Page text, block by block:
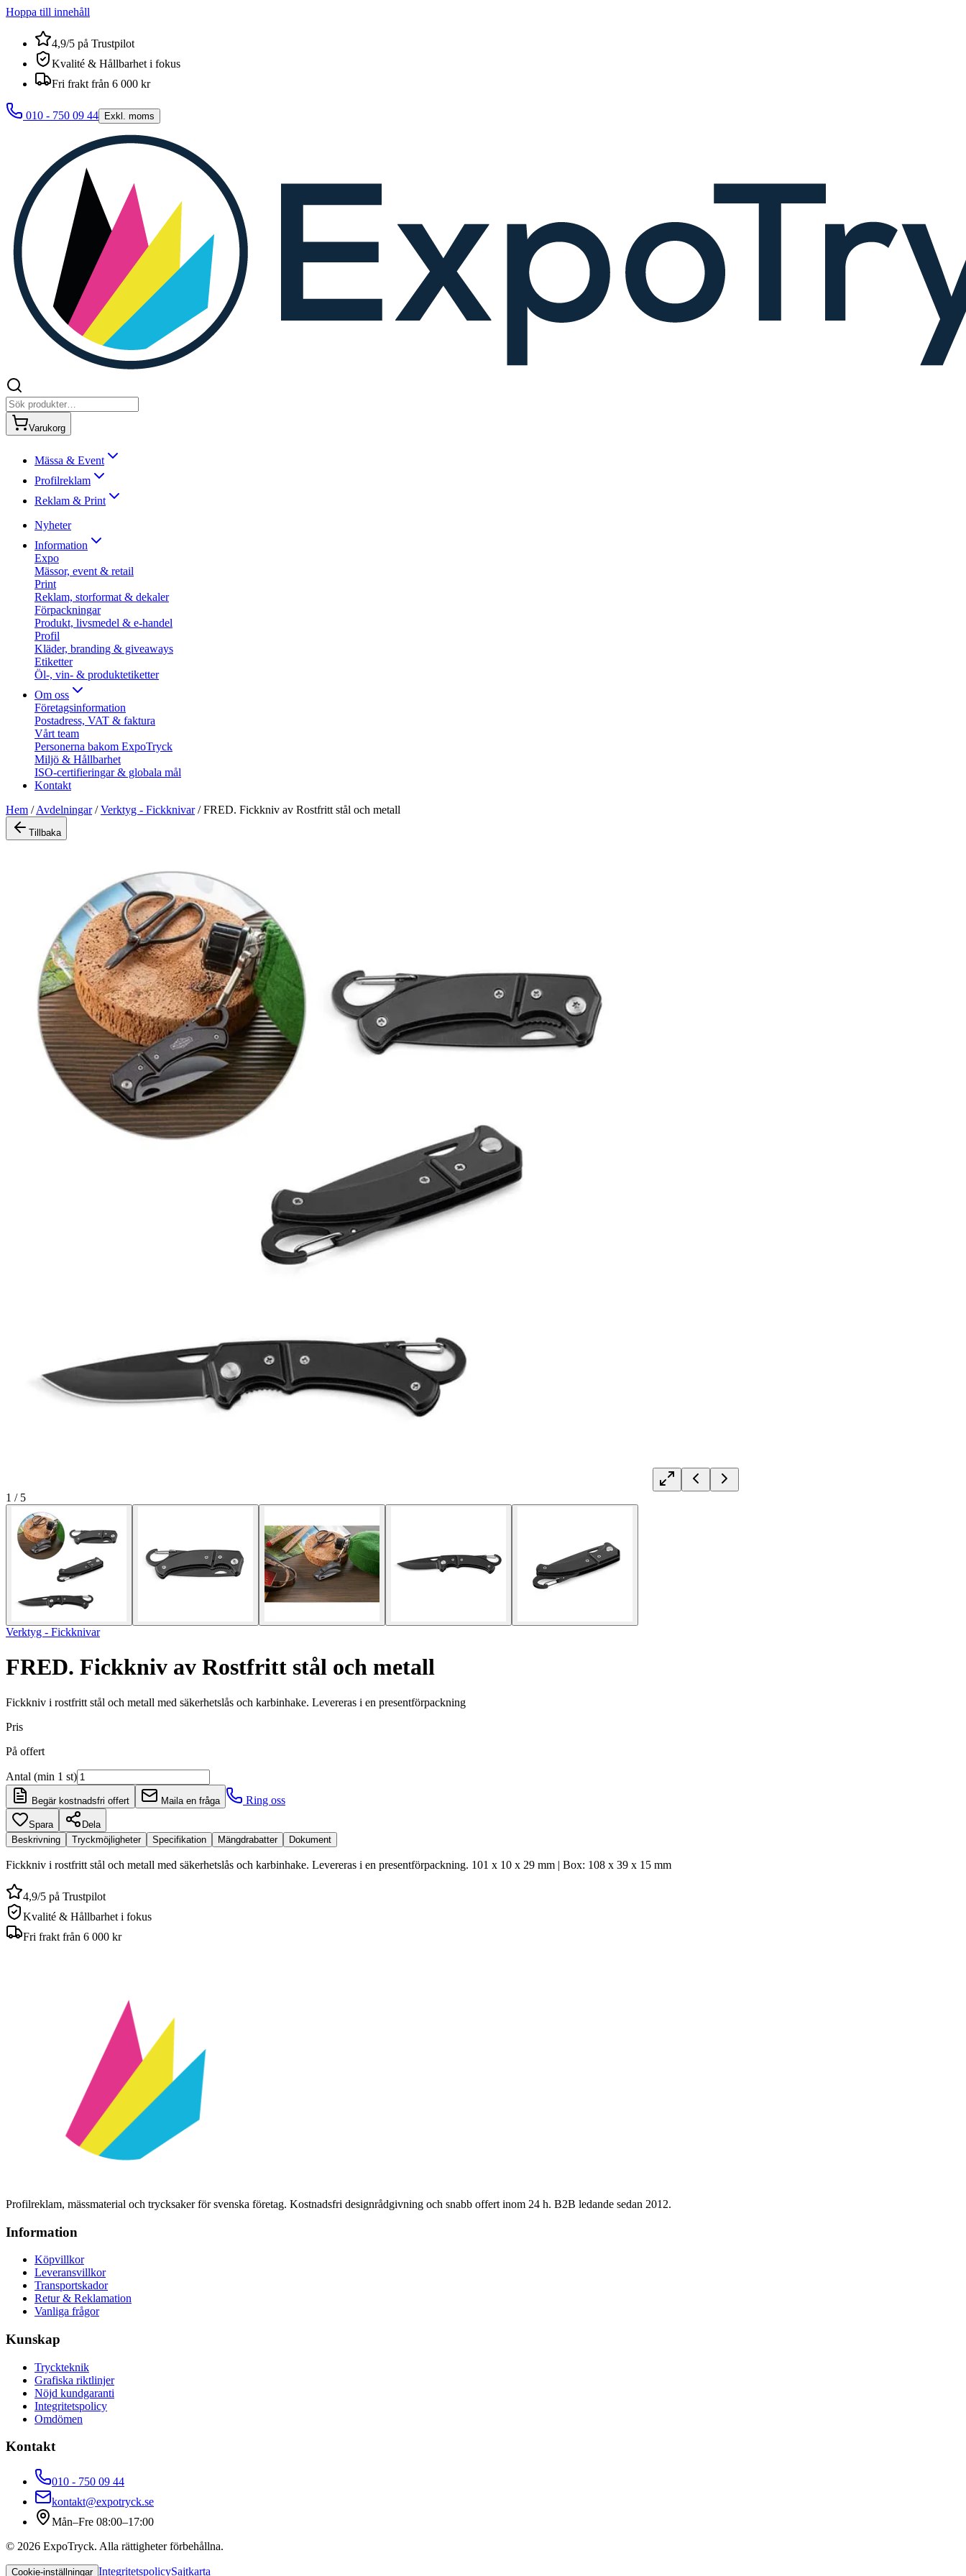
Hoppa till innehåll
4,9/5 på Trustpilot
Kvalité & Hållbarhet i fokus
Fri frakt från 6 000 kr
010 - 750 09 44 Exkl. moms
Varukorg
Mässa & Event
Profilreklam
Reklam & Print
Nyheter
Information
Expo
Mässor, event & retail
Print
Reklam, storformat & dekaler
Förpackningar
Produkt, livsmedel & e-handel
Profil
Kläder, branding & giveaways
Etiketter
Öl-, vin- & produktetiketter
Om oss
Företagsinformation
Postadress, VAT & faktura
Vårt team
Personerna bakom ExpoTryck
Miljö & Hållbarhet
ISO-certifieringar & globala mål
Kontakt
Hem /Avdelningar/Verktyg - Fickknivar/FRED. Fickkniv av Rostfritt stål och metall
Tillbaka
1 / 5
Verktyg - Fickknivar
FRED. Fickkniv av Rostfritt stål och metall
Fickkniv i rostfritt stål och metall med säkerhetslås och karbinhake. Levereras i en presentförpackning
Pris
På offert
Antal (min 1 st)
Begär kostnadsfri offert Maila en fråga Ring oss
Spara
Dela
Beskrivning
Tryckmöjligheter Specifikation Mängdrabatter Dokument
Fickkniv i rostfritt stål och metall med säkerhetslås och karbinhake. Levereras i en presentförpackning. 101 x 10 x 29 mm | Box: 108 x 39 x 15 mm
4,9/5 på Trustpilot
Kvalité & Hållbarhet i fokus
Fri frakt från 6 000 kr
Profilreklam, mässmaterial och trycksaker för svenska företag. Kostnadsfri designrådgivning och snabb offert inom 24 h. B2B ledande sedan 2012.
Information
Köpvillkor
Leveransvillkor
Transportskador
Retur & Reklamation
Vanliga frågor
Kunskap
Tryckteknik
Grafiska riktlinjer
Nöjd kundgaranti
Integritetspolicy
Omdömen
Kontakt
010 - 750 09 44
kontakt@expotryck.se
Mån–Fre 08:00–17:00
© 2026 ExpoTryck. Alla rättigheter förbehållna.
Cookie-inställningar IntegritetspolicySajtkarta